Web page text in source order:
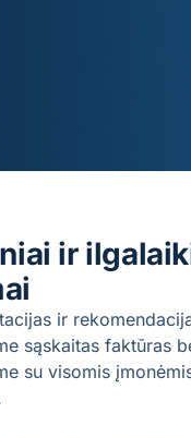
ir
ir
sąskaitas faktūras
su visomis